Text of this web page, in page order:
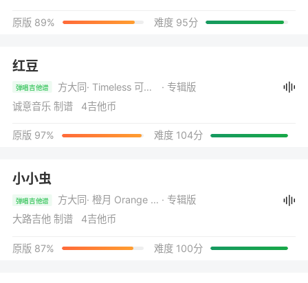
原版 89% 难度 95分
红豆
弹唱吉他谱 方大同 · Timeless 可啦思刻
· 专辑版
诚意音乐 制谱 4吉他币
原版 97% 难度 104分
小小虫
弹唱吉他谱 方大同 · 橙月 Orange Moon · 专辑版
大路吉他 制谱 4吉他币
原版 87% 难度 100分